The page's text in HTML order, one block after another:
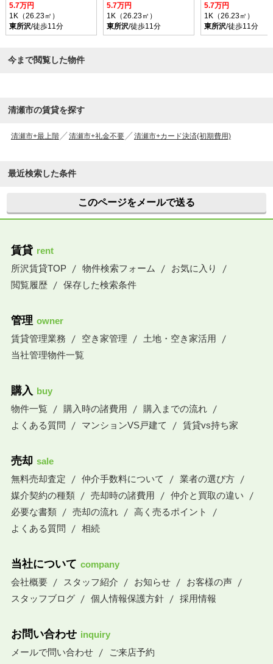
5.7万円
1K（26.23㎡）
東所沢/徒歩11分
5.7万円
1K（26.23㎡）
東所沢/徒歩11分
5.7万円
1K（26.23㎡）
東所沢/徒歩11分
今まで閲覧した物件
清瀬市の賃貸を探す
清瀬市+最上階 清瀬市+礼金不要 清瀬市+カード決済(初期費用)
最近検索した条件
このページをメールで送る
賃貸 rent
所沢賃貸TOP
物件検索フォーム
お気に入り
閲覧履歴
保存した検索条件
管理 owner
賃貸管理業務
空き家管理
土地・空き家活用
当社管理物件一覧
購入 buy
物件一覧
購入時の諸費用
購入までの流れ
よくある質問
マンションVS戸建て 賃貸vs持ち家
売却 sale
無料売却査定
仲介手数料について
業者の選び方
媒介契約の種類
売却時の諸費用
仲介と買取の違い
必要な書類
売却の流れ
高く売るポイント
よくある質問
相続
当社について company
会社概要
スタッフ紹介 お知らせ
お客様の声
スタッフブログ
個人情報保護方針 採用情報
お問い合わせ inquiry
メールで問い合わせ
ご来店予約